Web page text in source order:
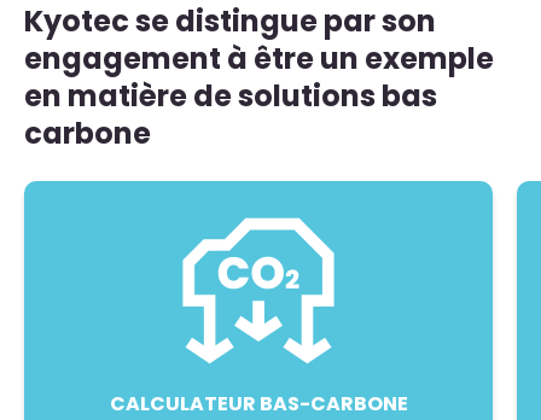
Kyotec se distingue par son
engagement à être un exemple
en matière de solutions bas
carbone
CALCULATEUR BAS-CARBONE